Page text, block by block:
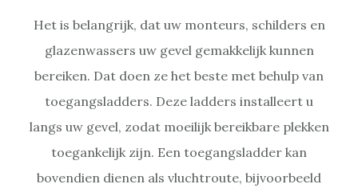
Het is belangrijk, dat uw monteurs, schilders en
glazenwassers uw gevel gemakkelijk kunnen
bereiken. Dat doen ze het beste met behulp van
toegangsladders. Deze ladders installeert u
langs uw gevel, zodat moeilijk bereikbare plekken
toegankelijk zijn. Een toegangsladder kan
bovendien dienen als vluchtroute, bijvoorbeeld